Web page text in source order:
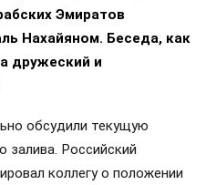
Эмиратов
Нахайяном. Беседа, как
дружеский и
обсудили текущую
залива. Российский
коллегу о положении